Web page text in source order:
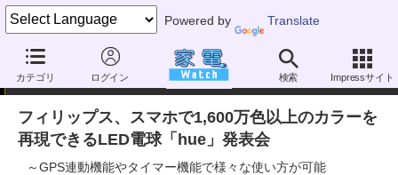
Powered by Translate
カテゴリ ログイン 検索 Impressサイト
ニュース
フィリップス、スマホで1,600万色以上のカラーを
再現できるLED電球「hue」発表会
～GPS連動機能やタイマー機能で様々な使い方が可能